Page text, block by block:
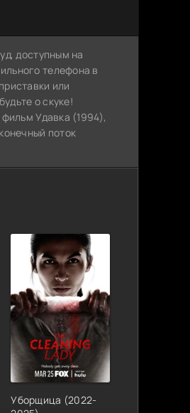
доступным на
телефона в
или
о скуке!
Удавка (1994),
поток
Уборщица (2022-